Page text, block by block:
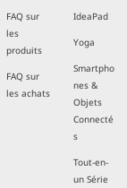
FAQ sur
les
produits
FAQ sur
les achats
IdeaPad
Yoga
Smartpho
nes &
Objets
Connecté
s
Tout-en-
un Série